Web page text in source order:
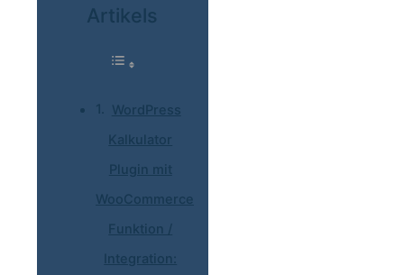
Artikels
WordPress
Kalkulator
Plugin mit
WooCommerce
Funktion /
Integration: